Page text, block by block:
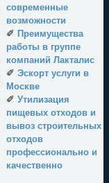
современные
возможности
✐ Преимущества
работы в группе
компаний Лакталис
✐ Эскорт услуги в
Москве
✐ Утилизация
пищевых отходов и
вывоз строительных
отходов
профессионально и
качественно